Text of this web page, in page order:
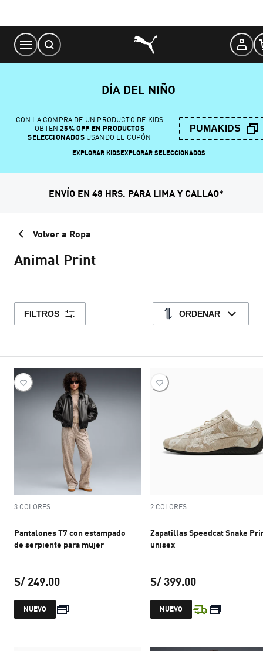
Content
DÍA DEL NIÑO
CON LA COMPRA DE UN PRODUCTO DE KIDS
OBTEN 25% OFF EN PRODUCTOS
SELECCIONADOSUSANDO EL CUPÓN
PUMAKIDS
EXPLORAR KIDSEXPLORAR SELECCIONADOS
ENVÍO EN 48 HRS. PARA LIMA Y CALLAO*
Volver a Ropa
Animal Print
FILTROS ORDENAR
3 COLORES
Pantalones T7 con estampado
de serpiente para mujer
S/ 249.00
precio actual S/ 249.00
NUEVO
2 COLORES
Zapatillas Speedcat Snake
unisex
S/ 399.00
precio actual
NUEVO